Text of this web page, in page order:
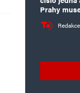
Prahy